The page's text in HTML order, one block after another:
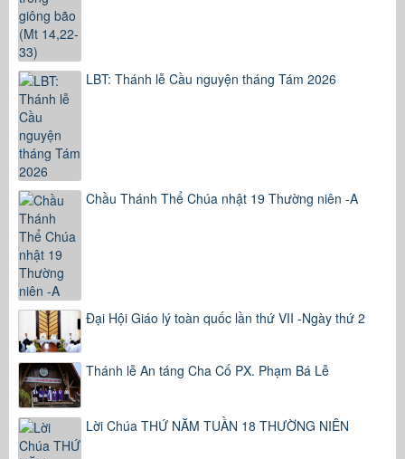
LBT: Thánh lễ Cầu nguyện tháng Tám 2026
Chầu Thánh Thể Chúa nhật 19 Thường niên -A
Đại Hội Giáo lý toàn quốc lần thứ VII -Ngày thứ 2
Thánh lễ An táng Cha Cố PX. Phạm Bá Lễ
Lời Chúa THỨ NĂM TUẦN 18 THƯỜNG NIÊN